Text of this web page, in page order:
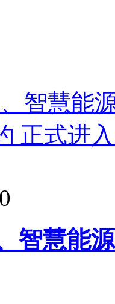
智慧能